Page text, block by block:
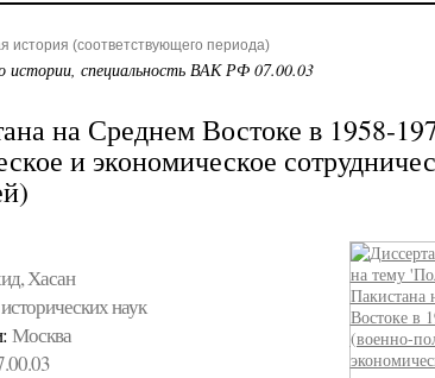
история (соответствующего периода)
истории, специальность ВАК РФ 07.00.03
на Среднем Востоке в 1958-
и экономическое
Хасан
наук
Москва